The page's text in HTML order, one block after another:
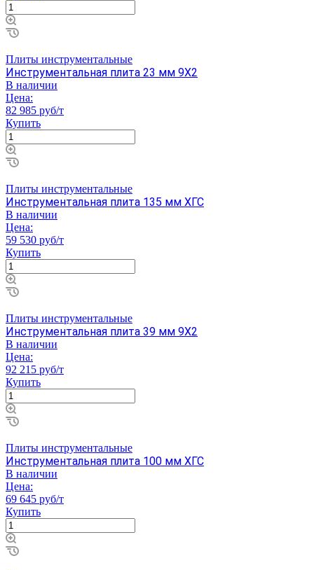
Плиты инструментальные
Инструментальная плита 23 мм 9Х2
В наличии
Цена:
82 985 руб/т
Купить
Плиты инструментальные
Инструментальная плита 135 мм ХГС
В наличии
Цена:
59 530 руб/т
Купить
Плиты инструментальные
Инструментальная плита 39 мм 9Х2
В наличии
Цена:
92 215 руб/т
Купить
Плиты инструментальные
Инструментальная плита 100 мм ХГС
В наличии
Цена:
69 645 руб/т
Купить